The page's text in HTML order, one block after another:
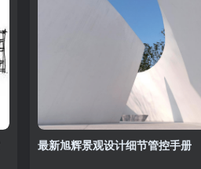
最新旭辉景观设计细节管控手册